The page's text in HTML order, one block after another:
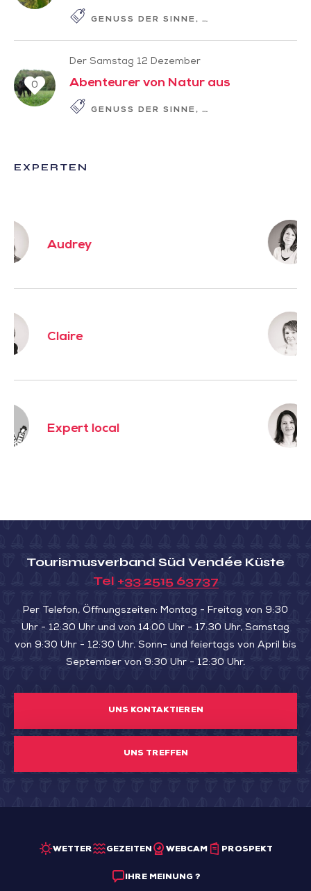
GENUSS DER SINNE GESCHICHTE ZUM
0
Der Samstag 12 Dezember
Abenteurer von Natur aus
GENUSS DER SINNE GESCHICHTE ZUM
EXPERTEN
Karine
Pauline
Tourismusverband Süd Vendée Küste
Tel +33 2515 63737
Per Telefon, Öffnungszeiten: Montag - Freitag von 9:30
Uhr - 12:30 Uhr und von 14:00 Uhr - 17:30 Uhr, Samstag
von 9:30 Uhr - 12:30 Uhr. Sonn- und feiertags von April bis
September von 9:30 Uhr - 12:30 Uhr.
UNS KONTAKTIEREN
UNS TREFFEN
WETTER GEZEITEN WEBCAM PROSPEKT
IHRE MEINUNG ?